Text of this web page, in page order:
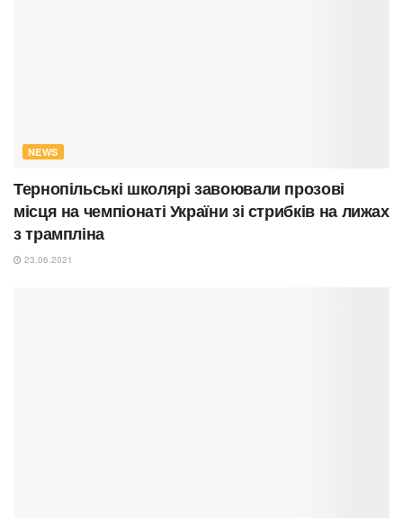
NEWS
Тернопільські школярі завоювали прозові
місця на чемпіонаті України зі стрибків на лижах
з трампліна
23.06.2021